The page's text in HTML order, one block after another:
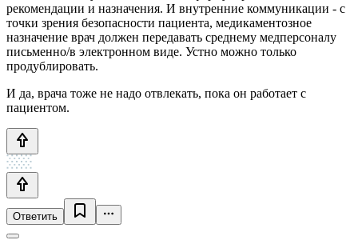
рекомендации и назначения. И внутренние коммуникации - с
точки зрения безопасности пациента, медикаментозное
назначение врач должен передавать среднему медперсоналу
письменно/в электронном виде. Устно можно только
продублировать.
И да, врача тоже не надо отвлекать, пока он работает с
пациентом.
Ответить